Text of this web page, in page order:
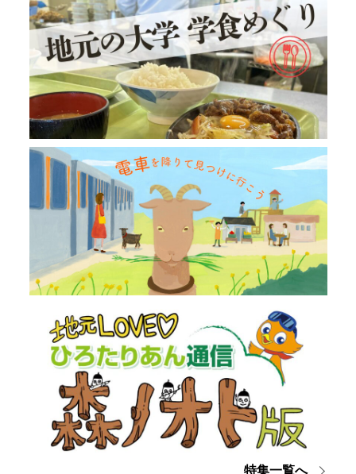
特集一覧へ